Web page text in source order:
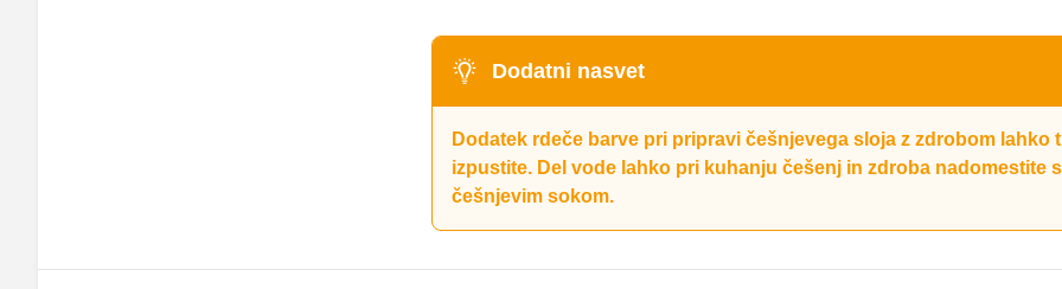
Dodatni nasvet
Dodatek rdeče barve pri pripravi češnjevega sloja z zdrobom lahko
izpustite. Del vode lahko pri kuhanju češenj in zdroba nadomestite s
češnjevim sokom.